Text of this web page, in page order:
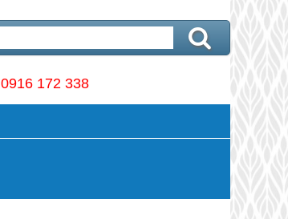
0916 172 338